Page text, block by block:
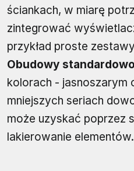
ściankach, w miarę
zintegrować
przykład proste
Obudowy standardowo
kolorach - jasnoszarym
mniejszych seriach
może uzyskać poprzez
lakierowanie elementów.